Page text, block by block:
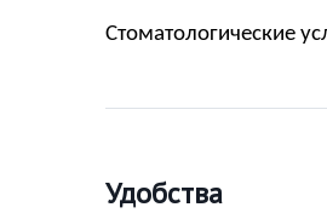
Стоматологические
Удобства